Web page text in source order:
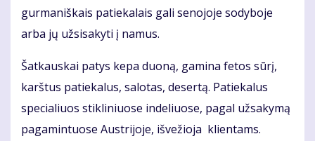
gurmaniškais patiekalais gali senojoje sodyboje
arba jų užsisakyti į namus.
Šatkauskai patys kepa duoną, gamina fetos sūrį,
karštus patiekalus, salotas, desertą. Patiekalus
specialiuos stikliniuose indeliuose, pagal užsakymą
pagamintuose Austrijoje, išvežioja klientams.